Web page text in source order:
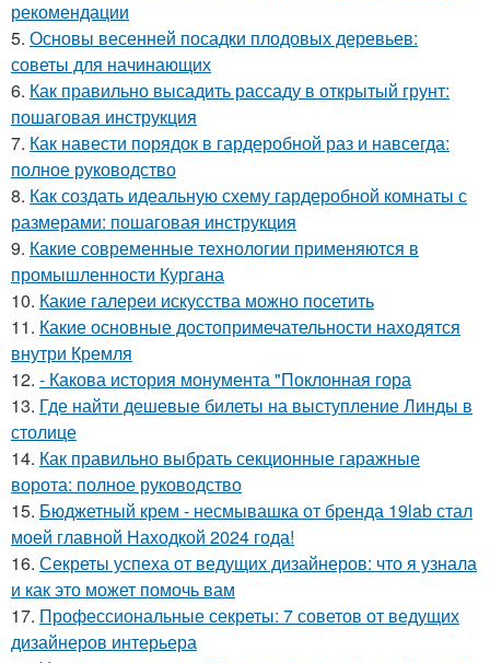
рекомендации
5. Основы весенней посадки плодовых деревьев:
советы для начинающих
6. Как правильно высадить рассаду в открытый грунт:
пошаговая инструкция
7. Как навести порядок в гардеробной раз и навсегда:
полное руководство
8. Как создать идеальную схему гардеробной комнаты с
размерами: пошаговая инструкция
9. Какие современные технологии применяются в
промышленности Кургана
10. Какие галереи искусства можно посетить
11. Какие основные достопримечательности находятся
внутри Кремля
12. - Какова история монумента "Поклонная гора
13. Где найти дешевые билеты на выступление Линды в
столице
14. Как правильно выбрать секционные гаражные
ворота: полное руководство
15. Бюджетный крем - несмывашка от бренда 19lab стал
моей главной Находкой 2024 года!
16. Секреты успеха от ведущих дизайнеров: что я узнала
и как это может помочь вам
17. Профессиональные секреты: 7 советов от ведущих
дизайнеров интерьера